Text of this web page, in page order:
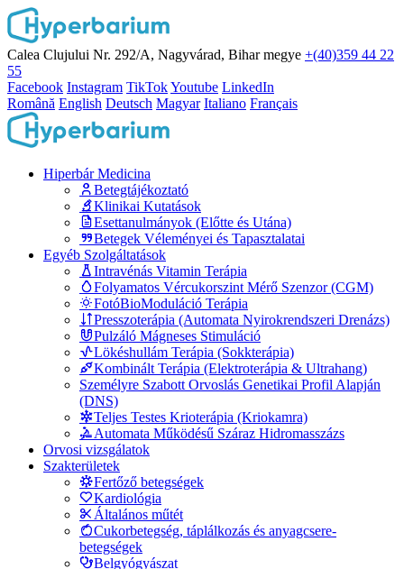
Calea Clujului Nr. 292/A, Nagyvárad, Bihar megye +(40)359 44 22
55
Facebook Instagram TikTokYoutube LinkedIn
Română English Deutsch Magyar Italiano Français
Hiperbár Medicina
Betegtájékoztató
Klinikai Kutatások
Esettanulmányok (Előtte és Utána)
Betegek Véleményei és Tapasztalatai
Egyéb Szolgáltatások
Intravénás Vitamin Terápia
Folyamatos Vércukorszint Mérő Szenzor (CGM)
FotóBioModuláció Terápia
Presszoterápia (Automata Nyirokrendszeri Drenázs)
Pulzáló Mágneses Stimuláció
Lökéshullám Terápia (Sokkterápia)
Kombinált Terápia (Elektroterápia & Ultrahang)
Személyre Szabott Orvoslás Genetikai Profil Alapján
(DNS)
Teljes Testes Krioterápia (Kriokamra)
Automata Működésű Száraz Hidromasszázs
Orvosi vizsgálatok
Szakterületek
Fertőző betegségek
Kardiológia
Általános műtét
Cukorbetegség, táplálkozás és anyagcsere-
betegségek
Belgyógyászat